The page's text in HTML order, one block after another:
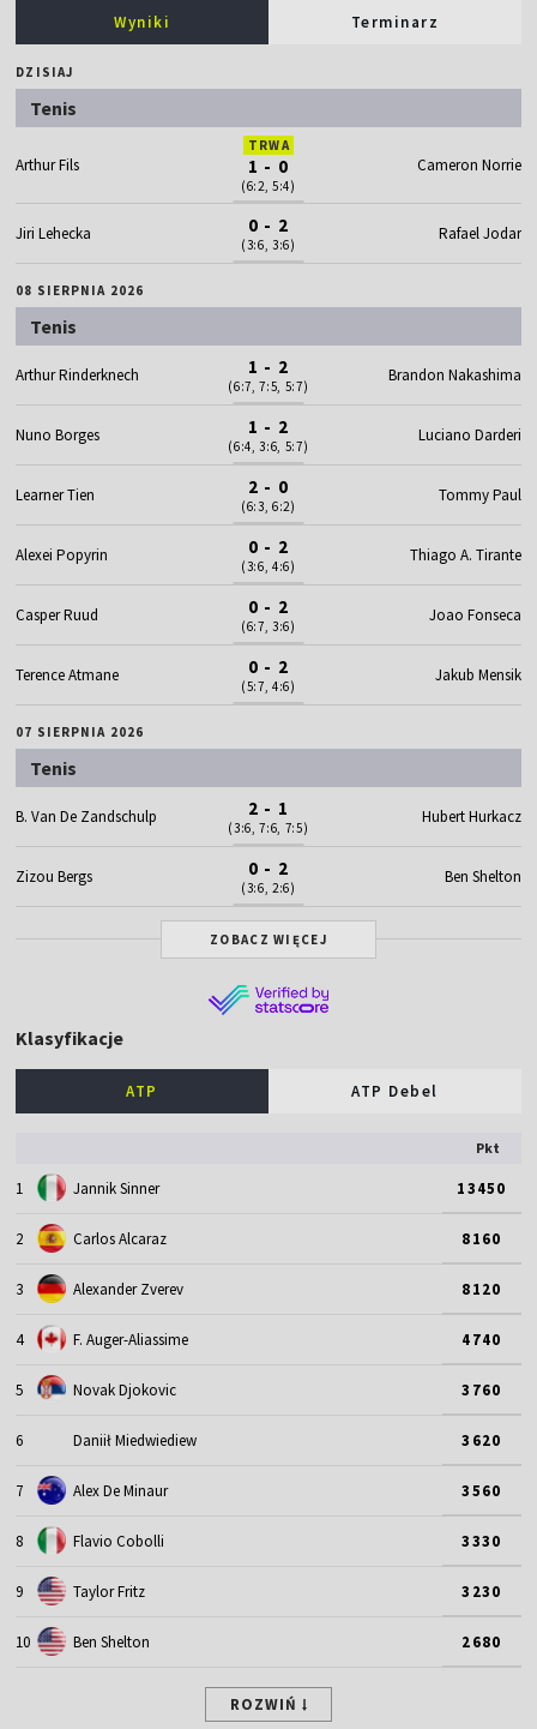
Wyniki Terminarz
DZISIAJ
Tenis
Arthur Fils
TRWA
1 - 0
(6:2, 5:4)
Cameron Norrie
Jiri Lehecka 0 - 2
(3:6, 3:6)
Rafael Jodar
08 SIERPNIA 2026
Tenis
Arthur Rinderknech 1 - 2
(6:7, 7:5, 5:7)
Brandon Nakashima
Nuno Borges 1 - 2
(6:4, 3:6, 5:7)
Luciano Darderi
Learner Tien 2 - 0
(6:3, 6:2)
Tommy Paul
Alexei Popyrin 0 - 2
(3:6, 4:6)
Thiago A. Tirante
Casper Ruud 0 - 2
(6:7, 3:6)
Joao Fonseca
Terence Atmane 0 - 2
(5:7, 4:6)
Jakub Mensik
07 SIERPNIA 2026
Tenis
B. Van De Zandschulp 2 - 1
(3:6, 7:6, 7:5)
Hubert Hurkacz
Zizou Bergs 0 - 2
(3:6, 2:6)
Ben Shelton
ZOBACZ WIĘCEJ
Klasyfikacje
ATP ATP Debel
Pkt
1 Jannik Sinner 13450
2 Carlos Alcaraz 8160
3 Alexander Zverev 8120
4 F. Auger-Aliassime 4740
5 Novak Djokovic 3760
6 Daniił Miedwiediew 3620
7 Alex De Minaur 3560
8 Flavio Cobolli 3330
9 Taylor Fritz 3230
10 Ben Shelton 2680
ROZWIŃ